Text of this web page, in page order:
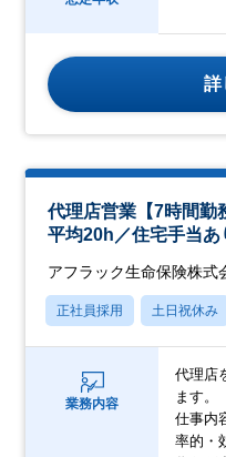
詳
代理店営業【7時間勤
平均20h／住宅手当あ
アフラック生命保険株式
正社員採用 土日祝休み
業務内容
代理店
ます。
仕事内
率的・